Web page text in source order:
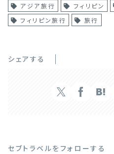
アジア旅行 フィリピン
フィリピン旅行
旅行
シェアする
セブトラベルをフォローする